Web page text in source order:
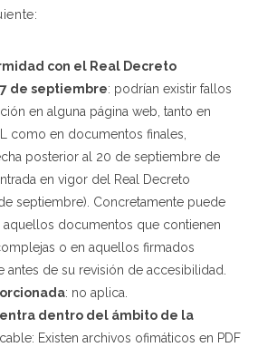
con el Real Decreto
de septiembre: podrían existir fallos
en alguna página web, tanto en
como en documentos finales,
posterior al 20 de septiembre de
en vigor del Real Decreto
septiembre). Concretamente puede
aquellos documentos que contienen
o en aquellos firmados
antes de su revisión de accesibilidad.
: no aplica.
dentro del ámbito de la
Existen archivos ofimáticos en PDF